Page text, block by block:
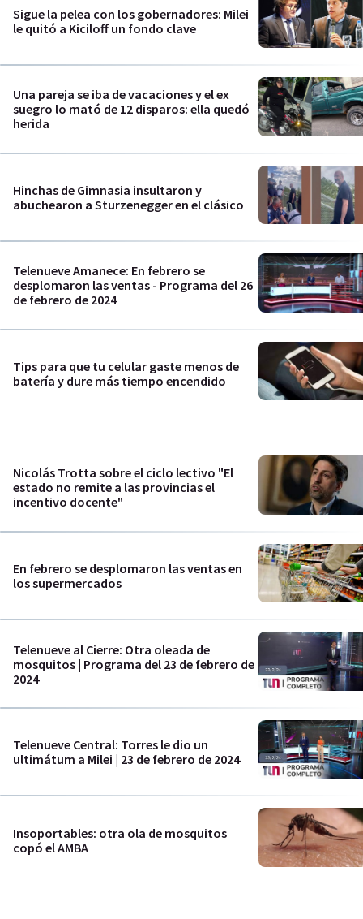
Sigue la pelea con los gobernadores: Milei
le quitó a Kiciloff un fondo clave
Una pareja se iba de vacaciones y el ex
suegro lo mató de 12 disparos: ella quedó
herida
Hinchas de Gimnasia insultaron y
abuchearon a Sturzenegger en el clásico
Telenueve Amanece: En febrero se
desplomaron las ventas - Programa del 26
de febrero de 2024
Tips para que tu celular gaste menos de
batería y dure más tiempo encendido
Nicolás Trotta sobre el ciclo lectivo "El
estado no remite a las provincias el
incentivo docente"
En febrero se desplomaron las ventas en
los supermercados
Telenueve al Cierre: Otra oleada de
mosquitos | Programa del 23 de febrero de
2024
Telenueve Central: Torres le dio un
ultimátum a Milei | 23 de febrero de 2024
Insoportables: otra ola de mosquitos
copó el AMBA